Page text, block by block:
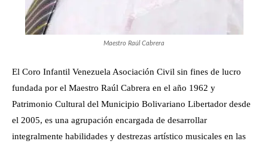
Maestro Raúl Cabrera
El Coro Infantil Venezuela Asociación Civil sin fines de lucro
fundada por el Maestro Raúl Cabrera en el año 1962 y
Patrimonio Cultural del Municipio Bolivariano Libertador desde
el 2005, es una agrupación encargada de desarrollar
integralmente habilidades y destrezas artístico musicales en las